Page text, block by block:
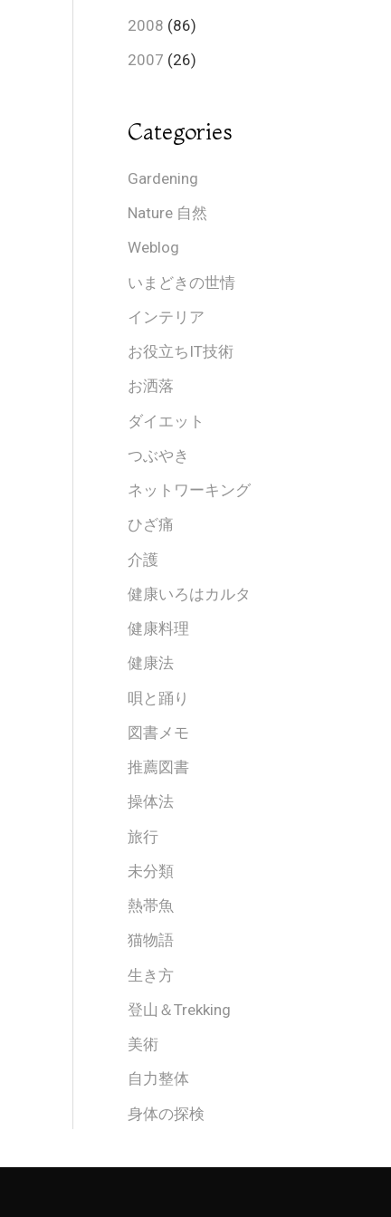
2008 (86)
2007 (26)
Categories
Gardening
Nature 自然
Weblog
いまどきの世情
インテリア
お役立ちIT技術
お洒落
ダイエット
つぶやき
ネットワーキング
ひざ痛
介護
健康いろはカルタ
健康料理
健康法
唄と踊り
図書メモ
推薦図書
操体法
旅行
未分類
熱帯魚
猫物語
生き方
登山＆Trekking
美術
自力整体
身体の探検